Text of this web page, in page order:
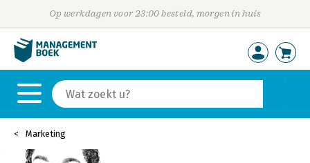
Op werkdagen voor 23:00 besteld, morgen in huis
Marketing